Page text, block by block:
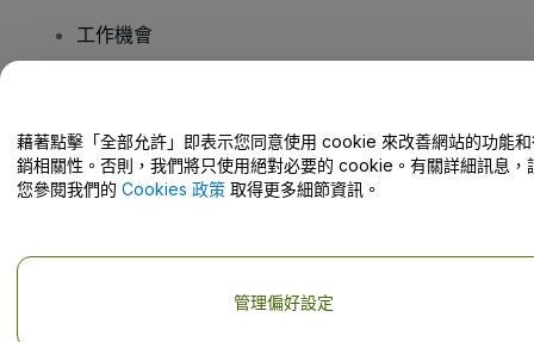
工作機會
幫助中心 / 聯絡我們
公司詳情
藉著點擊「全部允許」即表示您同意使用 cookie 來改善網站的功能
銷相關性。否則，我們將只使用絕對必要的 cookie。有關詳細訊息，
您參閱我們的 Cookies 政策 取得更多細節資訊。
管理偏好設定